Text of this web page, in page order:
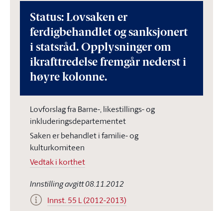
Status: Lovsaken er
ferdigbehandlet og sanksjonert
i statsråd. Opplysninger om
ikrafttredelse fremgår nederst i
høyre kolonne.
Lovforslag fra Barne-, likestillings- og
inkluderingsdepartementet
Saken er behandlet i familie- og
kulturkomiteen
Vedtak i korthet
Innstilling avgitt 08.11.2012
Innst. 55 L (2012-2013)